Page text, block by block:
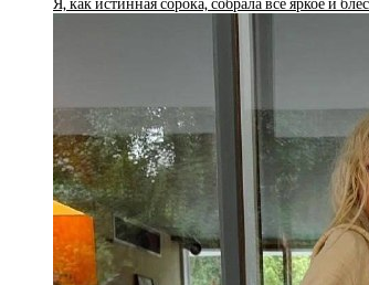
Я, как истинная сорока, собрала все яркое и